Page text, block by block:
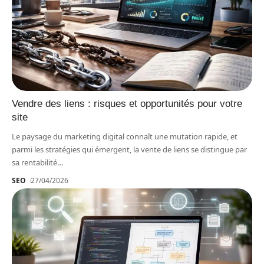
Vendre des liens : risques et opportunités pour votre
site
Le paysage du marketing digital connaît une mutation rapide, et
parmi les stratégies qui émergent, la vente de liens se distingue par
sa rentabilité…
SEO 27/04/2026